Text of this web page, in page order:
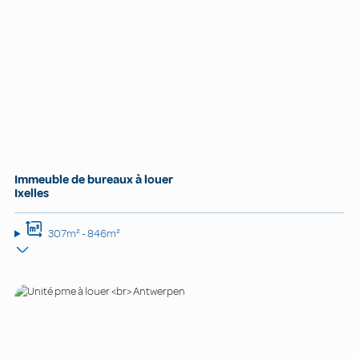
Immeuble de bureaux à louer
Ixelles
307m² - 846m²